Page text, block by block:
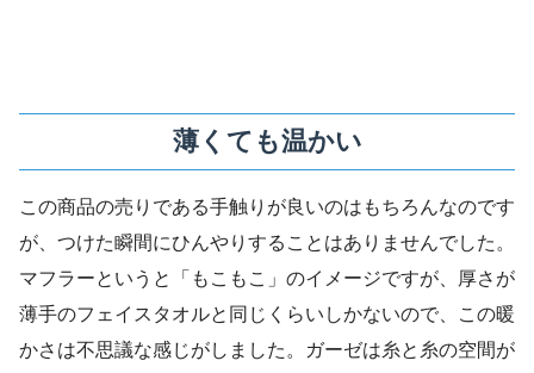
薄くても温かい
この商品の売りである手触りが良いのはもちろんなのです
が、つけた瞬間にひんやりすることはありませんでした。
マフラーというと「もこもこ」のイメージですが、厚さが
薄手のフェイスタオルと同じくらいしかないので、この暖
かさは不思議な感じがしました。ガーゼは糸と糸の空間が